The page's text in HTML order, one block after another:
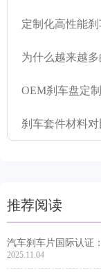
推荐阅读
汽车刹车片国际认证
2025.11.04